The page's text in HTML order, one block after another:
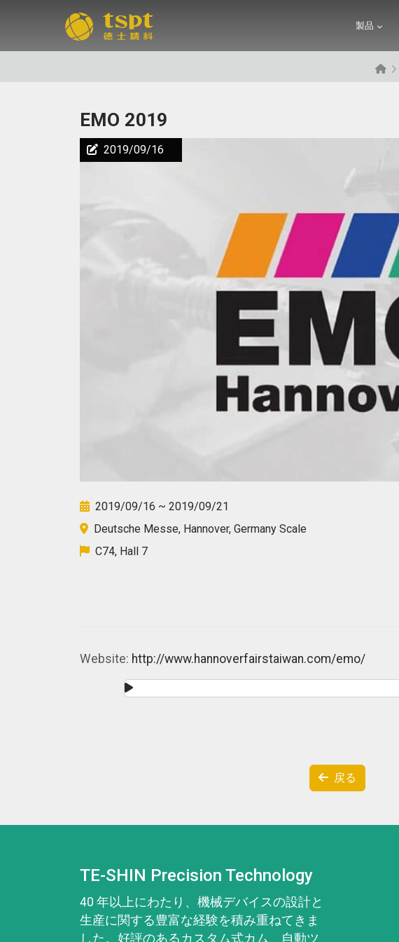
製品
EMO 2019
2019/09/16
2019/09/16 ~ 2019/09/21
Deutsche Messe, Hannover, Germany Scale
C74, Hall 7
Website: http://www.hannoverfairstaiwan.com/emo/
戻る
TE-SHIN Precision Technology
40 年以上にわたり、機械デバイスの設計と
生産に関する豊富な経験を積み重ねてきま
した。好評のあるカスタム式カム、自動ツ